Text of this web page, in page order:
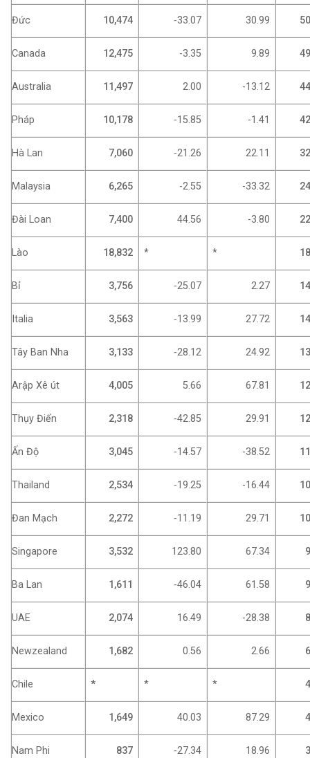
Đức 10,474 -33.07 30.99
Canada 12,475 -3.35 9.89
Australia 11,497 2.00 -13.12
Pháp 10,178 -15.85 -1.41
Hà Lan 7,060 -21.26 22.11
Malaysia 6,265 -2.55 -33.32
Đài Loan 7,400 44.56 -3.80
Lào 18,832 * *
Bỉ 3,756 -25.07 2.27
Italia 3,563 -13.99 27.72
Tây Ban Nha 3,133 -28.12 24.92
Arập Xê út 4,005 5.66 67.81
Thụy Điển 2,318 -42.85 29.91
Ấn Độ 3,045 -14.57 -38.52
Thailand 2,534 -19.25 -16.44
Đan Mạch 2,272 -11.19 29.71
Singapore 3,532 123.80 67.34
Ba Lan 1,611 -46.04 61.58
UAE 2,074 16.49 -28.38
Newzealand 1,682 0.56 2.66
Chile * * *
Mexico 1,649 40.03 87.29
Nam Phi 837 -27.34 18.96